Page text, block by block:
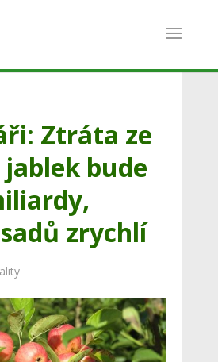
Ztráta ze
bude
zrychlí